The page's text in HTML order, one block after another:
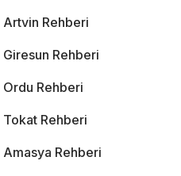
Artvin Rehberi
Giresun Rehberi
Ordu Rehberi
Tokat Rehberi
Amasya Rehberi